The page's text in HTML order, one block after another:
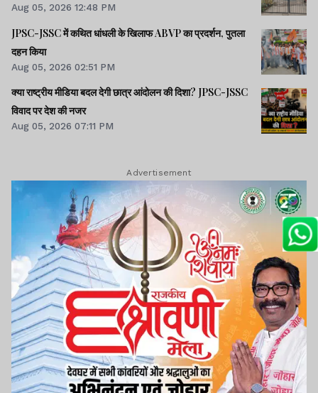
Aug 05, 2026 12:48 PM
JPSC-JSSC में कथित धांधली के खिलाफ ABVP का प्रदर्शन, पुतला
दहन किया
Aug 05, 2026 02:51 PM
क्या राष्ट्रीय मीडिया बदल देगी छात्र आंदोलन की दिशा? JPSC-JSSC
विवाद पर देश की नजर
Aug 05, 2026 07:11 PM
Advertisement